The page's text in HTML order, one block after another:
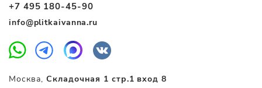
+7 495 180-45-90
info@plitkaivanna.ru
Москва,Складочная 1 стр.1 вход 8